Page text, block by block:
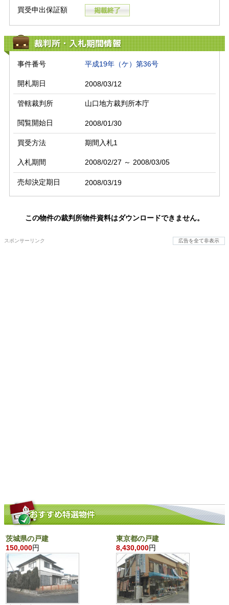
買受申出保証額
裁判所・入札期間情報
事件番号 平成19年（ケ）第36号
開札期日 2008/03/12
管轄裁判所 山口地方裁判所本庁
閲覧開始日 2008/01/30
買受方法 期間入札1
入札期間 2008/02/27 ～ 2008/03/05
売却決定期日 2008/03/19
この物件の裁判所物件資料はダウンロードできません。
スポンサーリンク 広告を全て非表示
茨城県の戸建
150,000円
東京都の戸建
8,430,000円